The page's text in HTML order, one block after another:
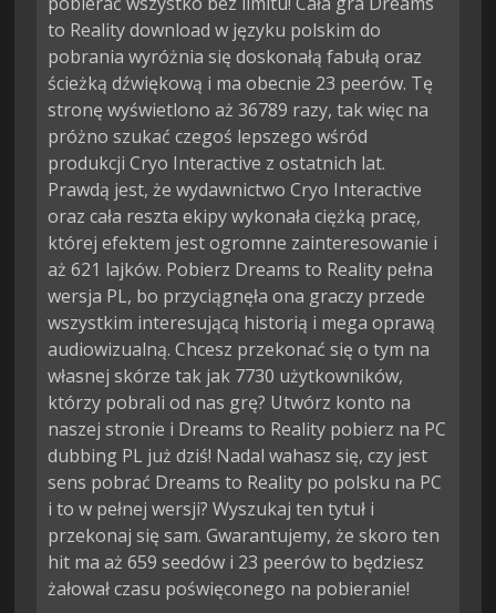
to Reality download w języku polskim do
pobrania wyróżnia się doskonałą fabułą oraz
ścieżką dźwiękową i ma obecnie 23 peerów. Tę
stronę wyświetlono aż 36789 razy, tak więc na
próżno szukać czegoś lepszego wśród
produkcji Cryo Interactive z ostatnich lat.
Prawdą jest, że wydawnictwo Cryo Interactive
oraz cała reszta ekipy wykonała ciężką pracę,
której efektem jest ogromne zainteresowanie i
aż 621 lajków. Pobierz Dreams to Reality pełna
wersja PL, bo przyciągnęła ona graczy przede
wszystkim interesującą historią i mega oprawą
audiowizualną. Chcesz przekonać się o tym na
własnej skórze tak jak 7730 użytkowników,
którzy pobrali od nas grę? Utwórz konto na
naszej stronie i Dreams to Reality pobierz na PC
dubbing PL już dziś! Nadal wahasz się, czy jest
sens pobrać Dreams to Reality po polsku na PC
i to w pełnej wersji? Wyszukaj ten tytuł i
przekonaj się sam. Gwarantujemy, że skoro ten
hit ma aż 659 seedów i 23 peerów to będziesz
żałował czasu poświęconego na pobieranie!